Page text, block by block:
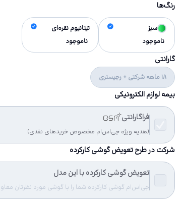
رنگ‌ها
سبز
ناموجود
تیتانیوم نقره‌ای
ناموجود
گارانتی
18 ماهه شرکتی + رجیستری
بیمه لوازم الکترونیکی
فراگارانتی
(هدیه ویژه جی‌اس‌ام مخصوص خریدهای نقدی)
شرکت در طرح تعویض گوشی کارکرده
تعویض گوشی کارکرده با این مدل
جی‌اس‌ام گوشی کارکرده شما را با گوشی مورد نظرتان